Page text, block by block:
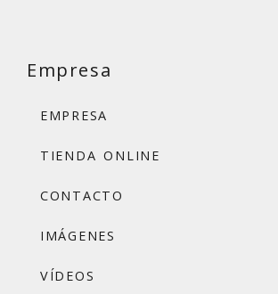
Empresa
EMPRESA
TIENDA ONLINE
CONTACTO
IMÁGENES
VÍDEOS